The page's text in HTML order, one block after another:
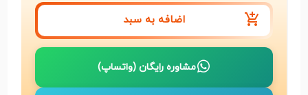
اضافه به سبد
مشاوره رایگان (واتساپ)